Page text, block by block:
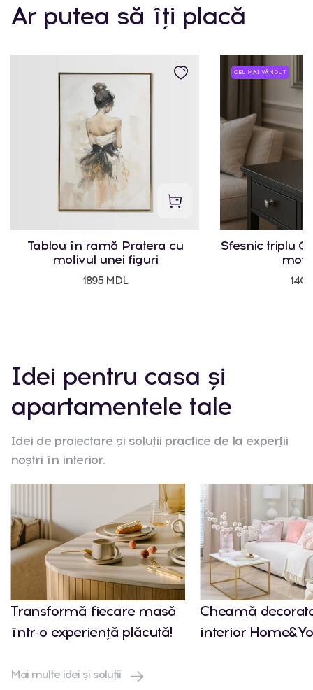
Ar putea să îți placă
Tablou în ramă Pratera cu
motivul unei figuri
1895 MDL
CEL MAI VÂNDUT
Sfesnic triplu
Idei pentru casa și
apartamentele tale
Idei de proiectare și soluții practice de la experții
noștri în interior.
Transformă fiecare masă
într-o experiență plăcută!
Cheamă
interior
Mai multe idei și soluții